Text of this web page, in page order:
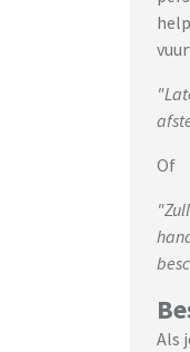
Of
Als